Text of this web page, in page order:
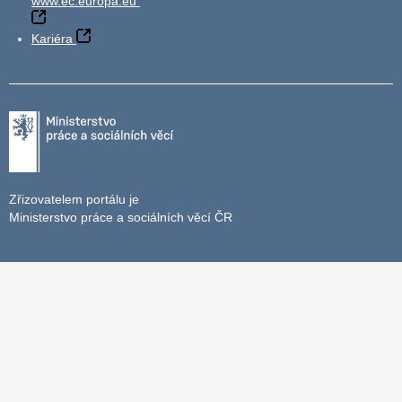
Kariéra
Zřizovatelem portálu je
Ministerstvo práce a sociálních věcí ČR